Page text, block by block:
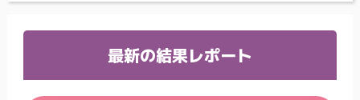
最新の結果レポート